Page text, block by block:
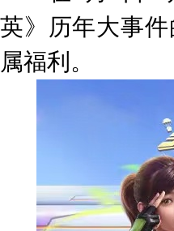
英》历年大事
属福利。